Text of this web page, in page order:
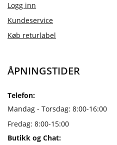
Logg inn
Kundeservice
Køb returlabel
ÅPNINGSTIDER
Telefon:
Mandag - Torsdag: 8:00-16:00
Fredag: 8:00-15:00
Butikk og Chat: